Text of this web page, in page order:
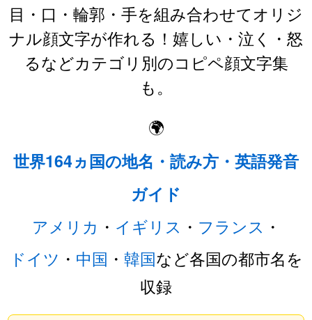
目・口・輪郭・手を組み合わせてオリジ
ナル顔文字が作れる！嬉しい・泣く・怒
るなどカテゴリ別のコピペ顔文字集
も。
🌍
世界164ヵ国の地名・読み方・英語発音
ガイド
アメリカ ・ イギリス ・ フランス ・
ドイツ ・ 中国 ・ 韓国など各国の都市名を
収録